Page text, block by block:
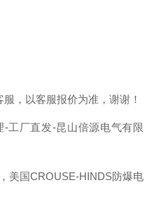
，以客服报价为准，谢谢！
-工厂直发-昆山倍源电气有限
美国CROUSE-HINDS防爆电